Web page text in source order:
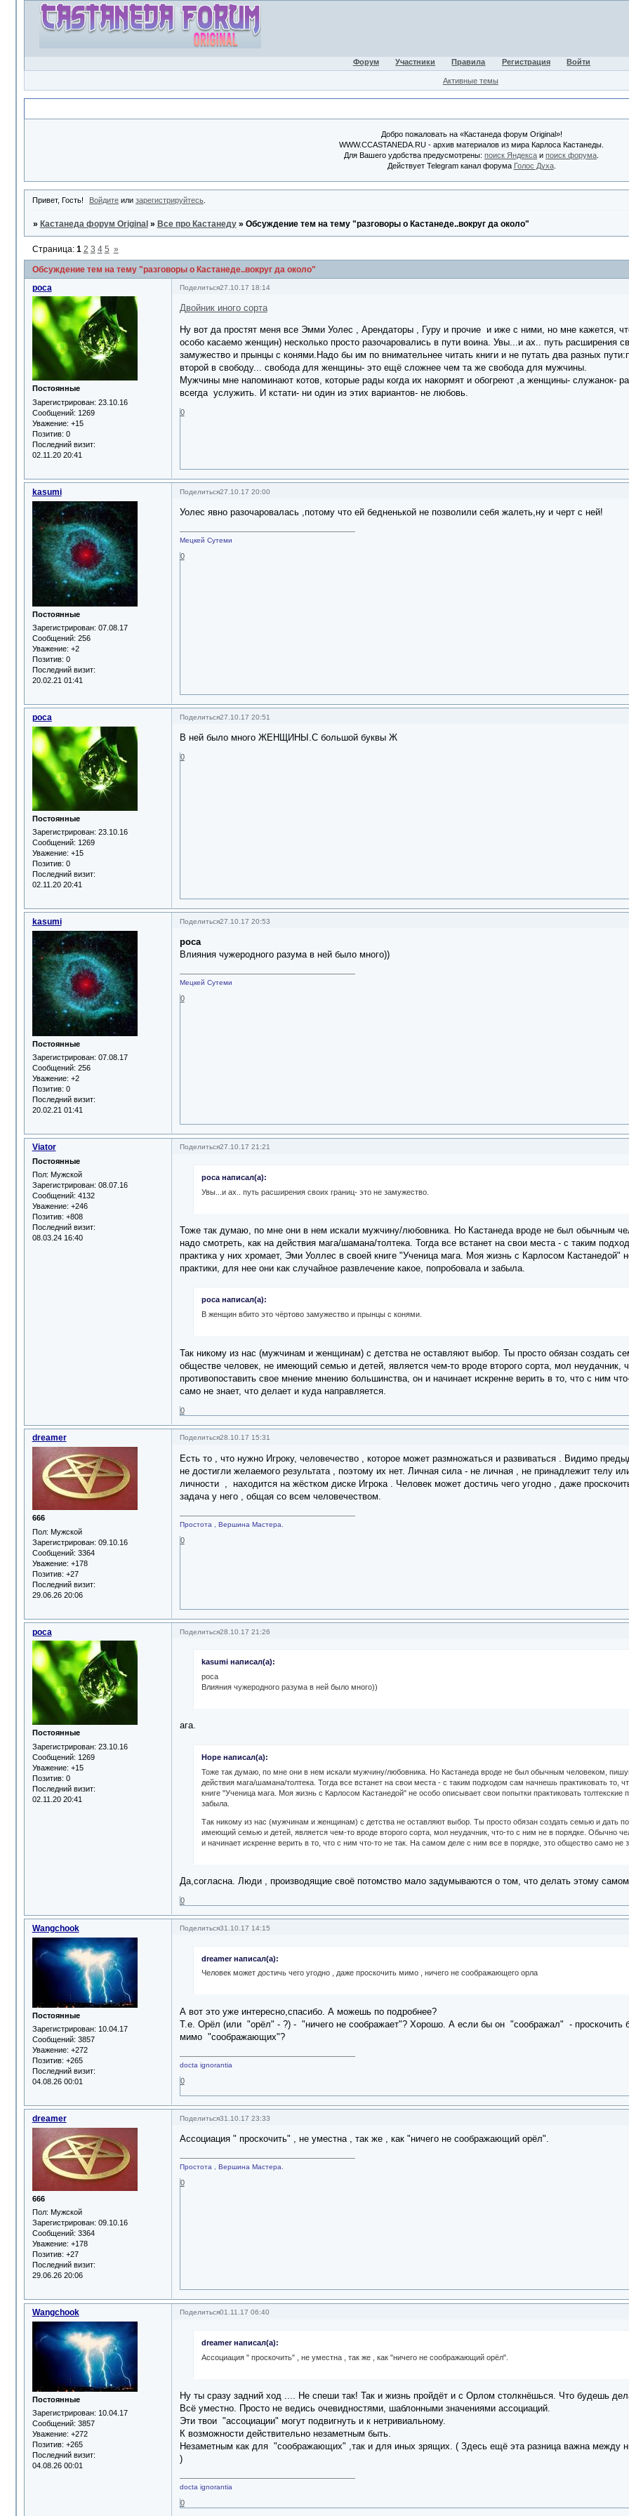
Форум Участники Правила Регистрация Войти
Активные темы
Добро пожаловать на «Кастанеда форум Original»!
WWW.CCASTANEDA.RU - архив материалов из мира Карлоса Кастанеды.
Для Вашего удобства предусмотрены:поиск Яндекса ипоиск форума
Действует Telegram канал форума Голос Духа.
Привет, Гость! Войдите илизарегистрируйтесь
» Кастанеда форум Original » Все про Кастанеду » Обсуждение тем на тему "разговоры о Кастанеде..вокруг да около"
Обсуждение тем на тему "разговоры о Кастанеде..вокруг да около"
Страница: 1 2 3 4 5 »
Поделиться27.10.17 18:14
роса
Постоянные
Зарегистрирован: 23.10.16
Сообщений: 1269
Уважение: +15
Позитив: 0
Последний визит:
02.11.20 20:41
Двойник иного сорта
Ну вот да простят меня все Эмми Уолес , Арендаторы , Гуру и прочие и иже с ними, но мне кажется,
особо касаемо женщин) несколько просто разочаровались в пути воина. Увы...и ах.. путь расширения
замужество и прынцы с конями.Надо бы им по внимательнее читать книги и не путать два разных
второй в свободу... свобода для женщины- это ещё сложнее чем та же свобода для мужчины.
Мужчины мне напоминают котов, которые рады когда их накормят и обогреют ,а женщины- служанок-
всегда услужить. И кстати- ни один из этих вариантов- не любовь.
0
Поделиться27.10.17 20:00
kasumi
Постоянные
Зарегистрирован: 07.08.17
Сообщений: 256
Уважение: +2
Позитив: 0
Последний визит:
20.02.21 01:41
Уолес явно разочаровалась ,потому что ей бедненькой не позволили себя жалеть,ну и черт с ней!
Мецкей Сутеми
0
Поделиться27.10.17 20:51
роса
Постоянные
Зарегистрирован: 23.10.16
Сообщений: 1269
Уважение: +15
Позитив: 0
Последний визит:
02.11.20 20:41
В ней было много ЖЕНЩИНЫ.С большой буквы Ж
0
Поделиться27.10.17 20:53
kasumi
Постоянные
Зарегистрирован: 07.08.17
Сообщений: 256
Уважение: +2
Позитив: 0
Последний визит:
20.02.21 01:41
роса
Влияния чужеродного разума в ней было много))
Мецкей Сутеми
0
Поделиться27.10.17 21:21
Viator
Постоянные
Пол: Мужской
Зарегистрирован: 08.07.16
Сообщений: 4132
Уважение: +246
Позитив: +808
Последний визит:
08.03.24 16:40
роса написал(а):
Увы...и ах.. путь расширения своих границ- это не замужество.
Тоже так думаю, по мне они в нем искали мужчину/любовника. Но Кастанеда вроде не был обычным
надо смотреть, как на действия мага/шамана/толтека. Тогда все встанет на свои места - с таким
практика у них хромает, Эми Уоллес в своей книге "Ученица мага. Моя жизнь с Карлосом Кастанедой"
практики, для нее они как случайное развлечение какое, попробовала и забыла.
роса написал(а):
В женщин вбито это чёртово замужество и прынцы с конями.
Так никому из нас (мужчинам и женщинам) с детства не оставляют выбор. Ты просто обязан создать
обществе человек, не имеющий семью и детей, является чем-то вроде второго сорта, мол неудачник,
противопоставить свое мнение мнению большинства, он и начинает искренне верить в то, что с ним
само не знает, что делает и куда направляется.
0
Поделиться28.10.17 15:31
dreamer
666
Пол: Мужской
Зарегистрирован: 09.10.16
Сообщений: 3364
Уважение: +178
Позитив: +27
Последний визит:
29.06.26 20:06
Есть то , что нужно Игроку, человечество , которое может размножаться и развиваться . Видимо
не достигли желаемого результата , поэтому их нет. Личная сила - не личная , не принадлежит телу
личности , находится на жёстком диске Игрока . Человек может достичь чего угодно , даже
задача у него , общая со всем человечеством.
Простота , Вершина Мастера.
0
Поделиться28.10.17 21:26
роса
Постоянные
Зарегистрирован: 23.10.16
Сообщений: 1269
Уважение: +15
Позитив: 0
Последний визит:
02.11.20 20:41
kasumi написал(а):
роса
Влияния чужеродного разума в ней было много))
ага.
Hope написал(а):
Тоже так думаю, по мне они в нем искали мужчину/любовника. Но Кастанеда вроде не был обычным человеком,
действия мага/шамана/толтека. Тогда все встанет на свои места - с таким подходом сам начнешь практиковать то,
книге "Ученица мага. Моя жизнь с Карлосом Кастанедой" не особо описывает свои попытки практиковать толтекские
забыла.
Так никому из нас (мужчинам и женщинам) с детства не оставляют выбор. Ты просто обязан создать семью и дать
имеющий семью и детей, является чем-то вроде второго сорта, мол неудачник, что-то с ним не в порядке. Обычно
и начинает искренне верить в то, что с ним что-то не так. На самом деле с ним все в порядке, это общество само не
Да,согласна. Люди , производящие своё потомство мало задумываются о том, что делать этому
0
Поделиться31.10.17 14:15
Wangchook
Постоянные
Зарегистрирован: 10.04.17
Сообщений: 3857
Уважение: +272
Позитив: +265
Последний визит:
04.08.26 00:01
dreamer написал(а):
Человек может достичь чего угодно , даже проскочить мимо , ничего не соображающего орла
А вот это уже интересно,спасибо. А можешь по подробнее?
Т.е. Орёл (или "орёл" - ?) - "ничего не соображает"? Хорошо. А если бы он "соображал" - проскочить
мимо "соображающих"?
docta ignorantia
0
Поделиться31.10.17 23:33
dreamer
666
Пол: Мужской
Зарегистрирован: 09.10.16
Сообщений: 3364
Уважение: +178
Позитив: +27
Последний визит:
29.06.26 20:06
Ассоциация " проскочить" , не уместна , так же , как "ничего не соображающий орёл".
Простота , Вершина Мастера.
0
Поделиться01.11.17 06:40
Wangchook
Постоянные
Зарегистрирован: 10.04.17
Сообщений: 3857
Уважение: +272
Позитив: +265
Последний визит:
04.08.26 00:01
dreamer написал(а):
Ассоциация " проскочить" , не уместна , так же , как "ничего не соображающий орёл".
Ну ты сразу задний ход .... Не спеши так! Так и жизнь пройдёт и с Орлом столкнёшься. Что будешь
Всё уместно. Просто не ведись очевидностями, шаблонными значениями ассоциаций.
Эти твои "ассоциации" могут подвигнуть и к нетривиальному.
К возможности действительно незаметным быть.
Незаметным как для "соображающих" ,так и для иных зрящих. ( Здесь ещё эта разница важна между
)
docta ignorantia
0